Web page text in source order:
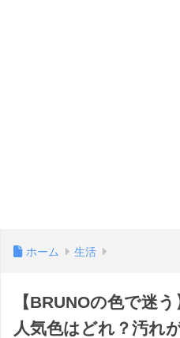
ホーム 生活
【BRUNOの色で迷
人気色はどれ？汚れ